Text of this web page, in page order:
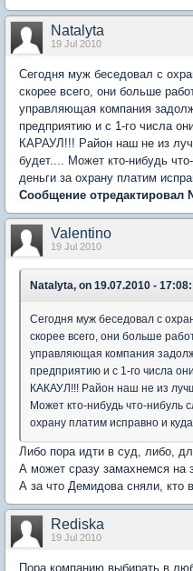
Natalyta
19 Jul 2010
Сегодня муж беседовал с
скорее всего, они больше
управляющая компания
предприятию и с 1-го числа
КАРАУЛ!!! Район наш не из
будет.... Может кто-нибудь
деньги за охрану платим
Сообщение отредактировал
Valentino
19 Jul 2010
Natalyta, on 19.07.2010 - 17:08:
Сегодня муж беседовал с
скорее всего, они больше
управляющая компания
предприятию и с 1-го числа
КАКАУЛ!!! Район наш не из
Может кто-нибудь что-нибуль
охрану платим исправно и
Либо пора идти в суд, либо,
А может сразу замахнемся на
А за что Демидова сняли, кто
Rediska
19 Jul 2010
Пора компанию выбирать,в